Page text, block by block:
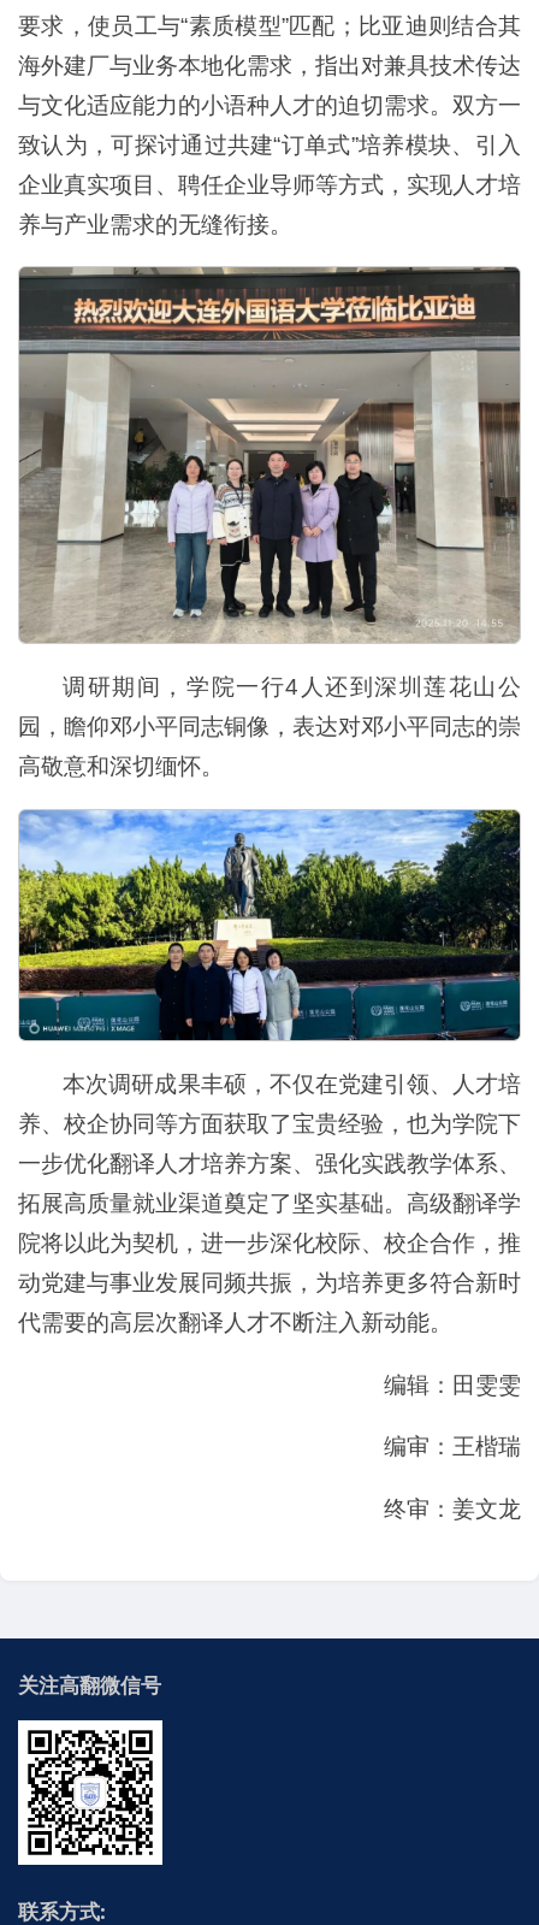
要求，使员工与“素质模型”匹配；比亚迪则结合其
海外建厂与业务本地化需求，指出对兼具技术传达
与文化适应能力的小语种人才的迫切需求。双方一
致认为，可探讨通过共建“订单式”培养模块、引入
企业真实项目、聘任企业导师等方式，实现人才培
养与产业需求的无缝衔接。
调研期间，学院一行4人还到深圳莲花山公
园，瞻仰邓小平同志铜像，表达对邓小平同志的崇
高敬意和深切缅怀。
本次调研成果丰硕，不仅在党建引领、人才培
养、校企协同等方面获取了宝贵经验，也为学院下
一步优化翻译人才培养方案、强化实践教学体系、
拓展高质量就业渠道奠定了坚实基础。高级翻译学
院将以此为契机，进一步深化校际、校企合作，推
动党建与事业发展同频共振，为培养更多符合新时
代需要的高层次翻译人才不断注入新动能。
编辑：田雯雯
编审：王楷瑞
终审：姜文龙
关注高翻微信号
联系方式: